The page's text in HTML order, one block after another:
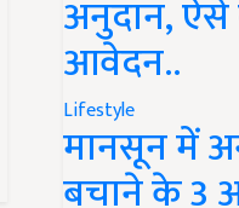
अनुदान,
आवेदन..
Lifestyle
मानसून में
बचाने के 3